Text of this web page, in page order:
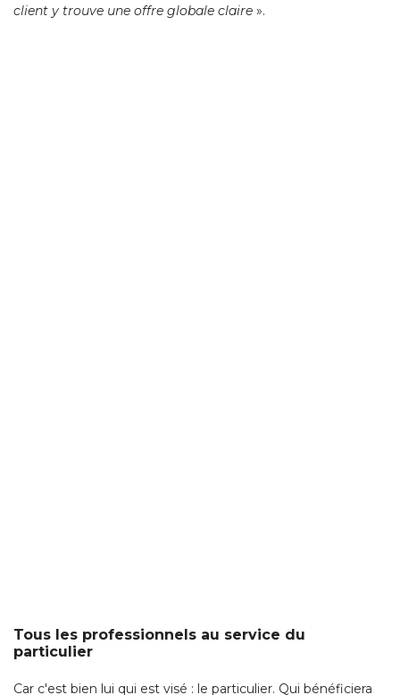
client y trouve une offre globale claire ».
ou son agent immobilier ou encore son professionnels de
travaux.